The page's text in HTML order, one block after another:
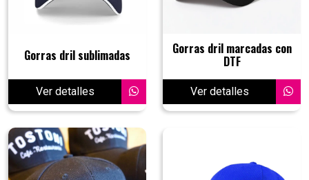
Gorras dril sublimadas
Ver detalles
Gorras dril marcadas con
DTF
Ver detalles